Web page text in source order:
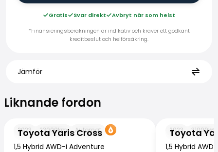
Gratis Svar direkt
Avbryt när som helst
*Finansieringsberäkningen är indikativ och kräver ett godkänt
kreditbeslut och helförsäkring.
Jämför
Liknande fordon
Toyota Yaris Cross
2023 23000km Automat
1,5 Hybrid AWD-i Adventure
Toyota
2023 31000km
1,5 Hybrid